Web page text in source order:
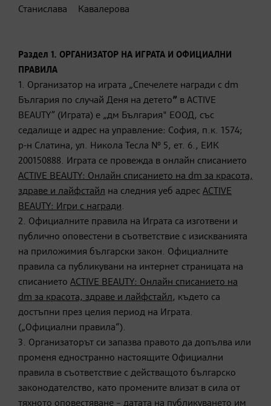
Станислава
Кавалерова
Раздел 1. ОРГАНИЗАТОР НА ИГРАТА И ОФИЦИАЛНИ
ПРАВИЛА
1. Организатор на играта „Спечелете награди с dm
България по случай Деня на детето” в ACTIVE
BEAUTY” (Играта) е „дм България" ЕООД, със
седалище и адрес на управление: София, п.к. 1574;
р-н Слатина, ул. Никола Тесла № 5, ет. 6., ЕИК
200150888. Играта се провежда в онлайн списанието
ACTIVE BEAUTY: Онлайн списанието на dm за красота,
здраве и лайфстайл на следния уеб адрес ACTIVE
BEAUTY: Игри с награди.
2. Официалните правила на Играта са изготвени и
публично оповестени в съответствие с изискванията
на приложимия български закон. Официалните
правила са публикувани на интернет страницата на
списанието ACTIVE BEAUTY: Онлайн списанието на
dm за красота, здраве и лайфстайл, където са
достъпни през целия период на Играта.
(„Официални правила“).
3. Организаторът си запазва правото да допълва или
променя едностранно настоящите Официални
правила в съответствие с действащото българско
законодателство, като промените влизат в сила от
тяхното оповестяване – датата на публикуването им